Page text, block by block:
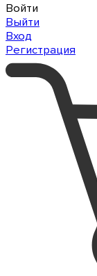
Войти
Выйти
Вход
Регистрация